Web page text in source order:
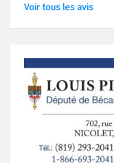
Voir tous les avis